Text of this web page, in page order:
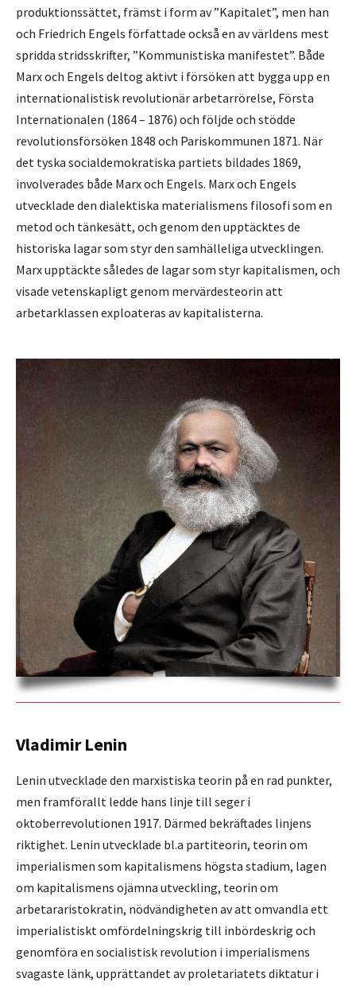
produktionssättet, främst i form av ”Kapitalet”, men han
och Friedrich Engels författade också en av världens mest
spridda stridsskrifter, ”Kommunistiska manifestet”. Både
Marx och Engels deltog aktivt i försöken att bygga upp en
internationalistisk revolutionär arbetarrörelse, Första
Internationalen (1864 – 1876) och följde och stödde
revolutionsförsöken 1848 och Pariskommunen 1871. När
det tyska socialdemokratiska partiets bildades 1869,
involverades både Marx och Engels. Marx och Engels
utvecklade den dialektiska materialismens filosofi som en
metod och tänkesätt, och genom den upptäcktes de
historiska lagar som styr den samhälleliga utvecklingen.
Marx upptäckte således de lagar som styr kapitalismen, och
visade vetenskapligt genom mervärdesteorin att
arbetarklassen exploateras av kapitalisterna.
Vladimir Lenin
Lenin utvecklade den marxistiska teorin på en rad punkter,
men framförallt ledde hans linje till seger i
oktoberrevolutionen 1917. Därmed bekräftades linjens
riktighet. Lenin utvecklade bl.a partiteorin, teorin om
imperialismen som kapitalismens högsta stadium, lagen
om kapitalismens ojämna utveckling, teorin om
arbetararistokratin, nödvändigheten av att omvandla ett
imperialistiskt omfördelningskrig till inbördeskrig och
genomföra en socialistisk revolution i imperialismens
svagaste länk, upprättandet av proletariatets diktatur i